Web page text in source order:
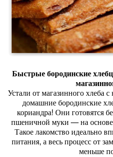
Быстрыебородинские
Устали отмагазинногохлебас
домашниебородинские
кориандра! Они готовятся
пшеничной муки — наоснове
Такоелакомствоидеально
питания, авесьпроцессот
меньше